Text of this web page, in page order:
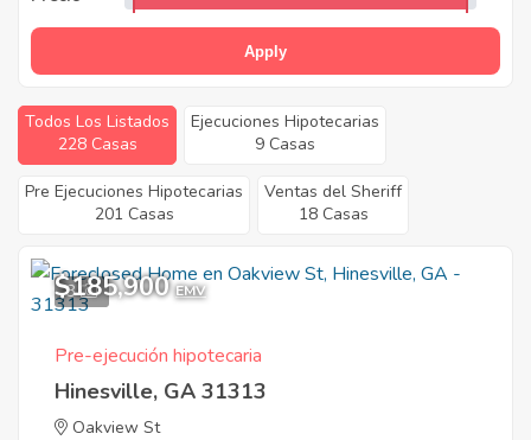
Apply
Todos Los Listados
228 Casas
Ejecuciones Hipotecarias
9 Casas
Pre Ejecuciones Hipotecarias
201 Casas
Ventas del Sheriff
18 Casas
3
$185,900 EMV
Pre-ejecución hipotecaria
Hinesville, GA 31313
Oakview St